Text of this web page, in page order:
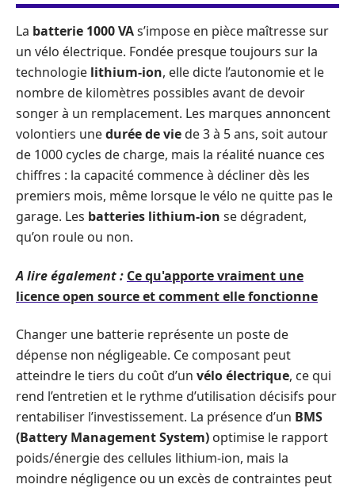
La batterie 1000 VAs’impose en pièce maîtresse sur
un vélo électrique. Fondée presque toujours sur la
technologie lithium-ion, elle dicte l’autonomie et le
nombre de kilomètres possibles avant de devoir
songer à un remplacement. Les marques annoncent
volontiers unedurée de viede 3 à 5 ans, soit autour
de 1000 cycles de charge, mais la réalité nuance ces
chiffres : la capacité commence à décliner dès les
premiers mois, même lorsque le vélo ne quitte pas le
garage. Les batteries lithium-ion se dégradent,
qu’on roule ou non.
A lire également : Ce qu'apporte vraiment une
licence open source et comment elle fonctionne
Changer une batterie représente un poste de
dépense non négligeable. Ce composant peut
atteindre le tiers du coût d’un vélo électrique, ce qui
rend l’entretien et le rythme d’utilisation décisifs pour
rentabiliser l’investissement. La présence d’un BMS
(Battery Management System) optimise le rapport
poids/énergie des cellules lithium-ion, mais la
moindre négligence ou un excès de contraintes peut